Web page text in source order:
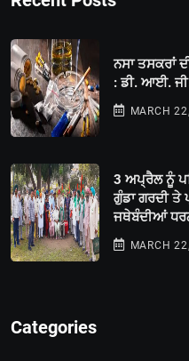
ਨਸਾ ਤਸਕਰਾਂ
: ਡੀ. ਆਈ.
MARCH
3 ਅਪ੍ਰੈਲ ਨੂੰ
ਗੁੰਡਾ ਗਰਦੀ ਤੇ
ਜਥੇਬੰਦੀਆਂ
MARCH
Categories